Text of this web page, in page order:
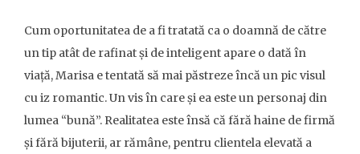
Cum oportunitatea de a fi tratată ca o doamnă de către
un tip atât de rafinat și de inteligent apare o dată în
viață, Marisa e tentată să mai păstreze încă un pic visul
cu iz romantic. Un vis în care și ea este un personaj din
lumea “bună”. Realitatea este însă că fără haine de firmă
și fără bijuterii, ar rămâne, pentru clientela elevată a